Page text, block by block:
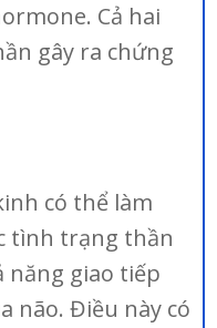
Cả hai
gây ra chứng
có thể làm
tình trạng thần
năng giao tiếp
não. Điều này có